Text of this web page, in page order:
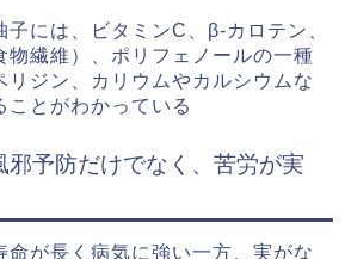
子には、ビタミンC、β-カロテン、
物繊維）、ポリフェノールの一種
リジン、カリウムやカルシウムな
ことがわかっている
邪予防だけでなく、苦労が実
命が長く病気に強い一方、実がな